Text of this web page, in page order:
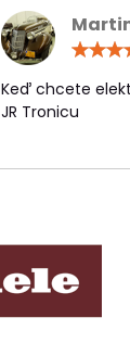
Keď chcete
JR Tronicu